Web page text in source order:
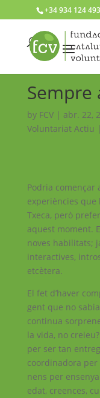
+34 934 124 493
Sempre
by FCV| abr. 22,
Voluntariat Actiu |
Podria començar
experiències que
Txeca, però
aquest moment.
noves habilitats;
interactives,
etcètera.
El fet d’haver
gent que no
continua
la vida, no
per ser tan
coordinadora
nens per
edat, creences,